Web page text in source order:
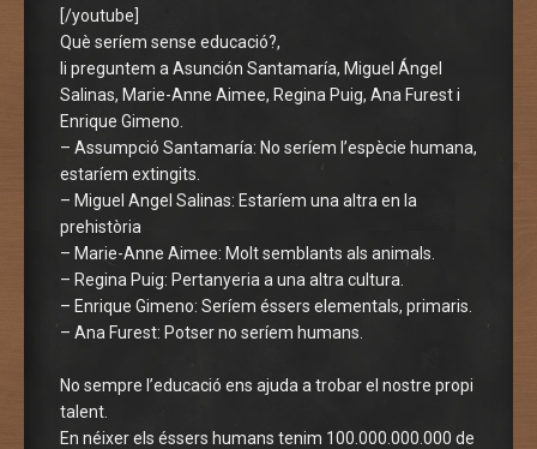
[/youtube]
Què seríem sense educació?,
li preguntem a Asunción Santamaría, Miguel Ángel
Salinas, Marie-Anne Aimee, Regina Puig, Ana Furest i
Enrique Gimeno.
– Assumpció Santamaría: No seríem l’espècie humana,
estaríem extingits.
– Miguel Angel Salinas: Estaríem una altra en la
prehistòria
– Marie-Anne Aimee: Molt semblants als animals.
– Regina Puig: Pertanyeria a una altra cultura.
– Enrique Gimeno: Seríem éssers elementals, primaris.
– Ana Furest: Potser no seríem humans.
No sempre l’educació ens ajuda a trobar el nostre propi
talent.
En néixer els éssers humans tenim 100.000.000.000 de